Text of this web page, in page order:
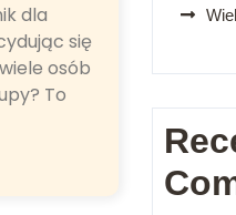
dla
się
osób
To